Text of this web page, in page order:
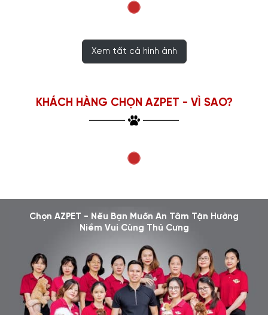
Xem tất cả hình ảnh
KHÁCH HÀNG CHỌN AZPET - VÌ SAO?
Chọn AZPET - Nếu Bạn Muốn An Tâm Tận Hưởng
Niềm Vui Cùng Thú Cưng